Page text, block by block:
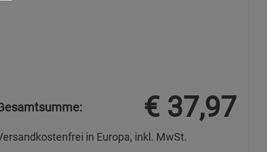
€ 37,97
in Europa, inkl. MwSt.